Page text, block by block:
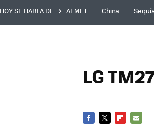
HOY SE HABLA DE AEMET China
LG